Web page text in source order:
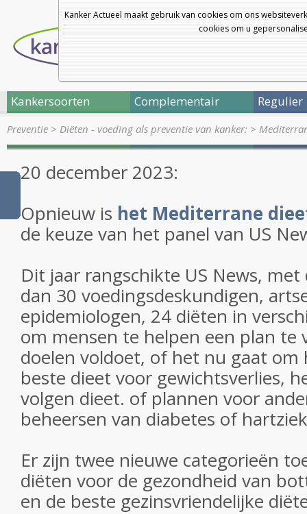
Kanker Actueel maakt gebruik van cookies om ons
cookies om u
Kankersoorten Complementair Regulier
Preventie > Diëten - voeding als preventie van kanker: >
20 december 2023:
Opnieuw is het Mediterrane
de keuze van het panel van US
Dit jaar rangschikte US News,
dan 30 voedingsdeskundigen,
epidemiologen, 24 diëten in
om mensen te helpen een plan te
doelen voldoet, of het nu gaat
beste dieet voor gewichtsverlies,
volgen dieet. of plannen voor
beheersen van diabetes of
Er zijn twee nieuwe categorieën
diëten voor de gezondheid van
en de beste gezinsvriendelijke